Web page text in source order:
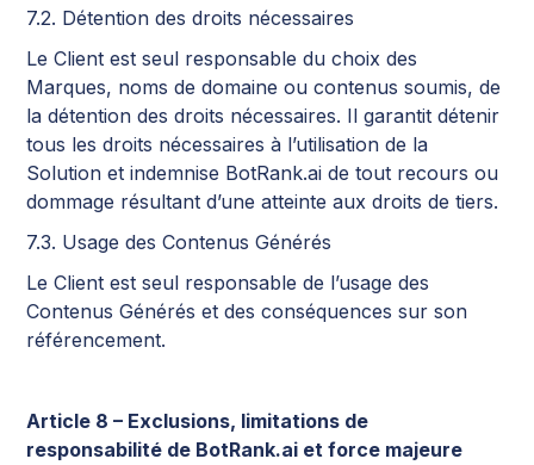
7.2. Détention des droits nécessaires
Le Client est seul responsable du choix des
Marques, noms de domaine ou contenus soumis, de
la détention des droits nécessaires. Il garantit détenir
tous les droits nécessaires à l’utilisation de la
Solution et indemnise BotRank.ai de tout recours ou
dommage résultant d’une atteinte aux droits de tiers.
7.3. Usage des Contenus Générés
Le Client est seul responsable de l’usage des
Contenus Générés et des conséquences sur son
référencement.
Article 8 – Exclusions, limitations de
responsabilité de BotRank.ai et force majeure